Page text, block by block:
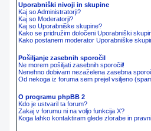
Uporabniški nivoji in skupine
Kaj so Administratorji?
Kaj so Moderatorji?
Kaj so Uporabniške skupine?
Kako se pridružim določeni Uporabniški
Kako postanem moderator Uporabniške
Pošiljanje zasebnih sporočil
Ne morem pošiljati zasebnih sporočil!
Nenehno dobivam nezaželena zasebna
Od nekoga iz foruma sem prejel vsiljeno
O programu phpBB 2
Kdo je ustvaril ta forum?
Zakaj v forumu ni na voljo funkcija X?
Koga lahko kontaktiram glede zlorabe in